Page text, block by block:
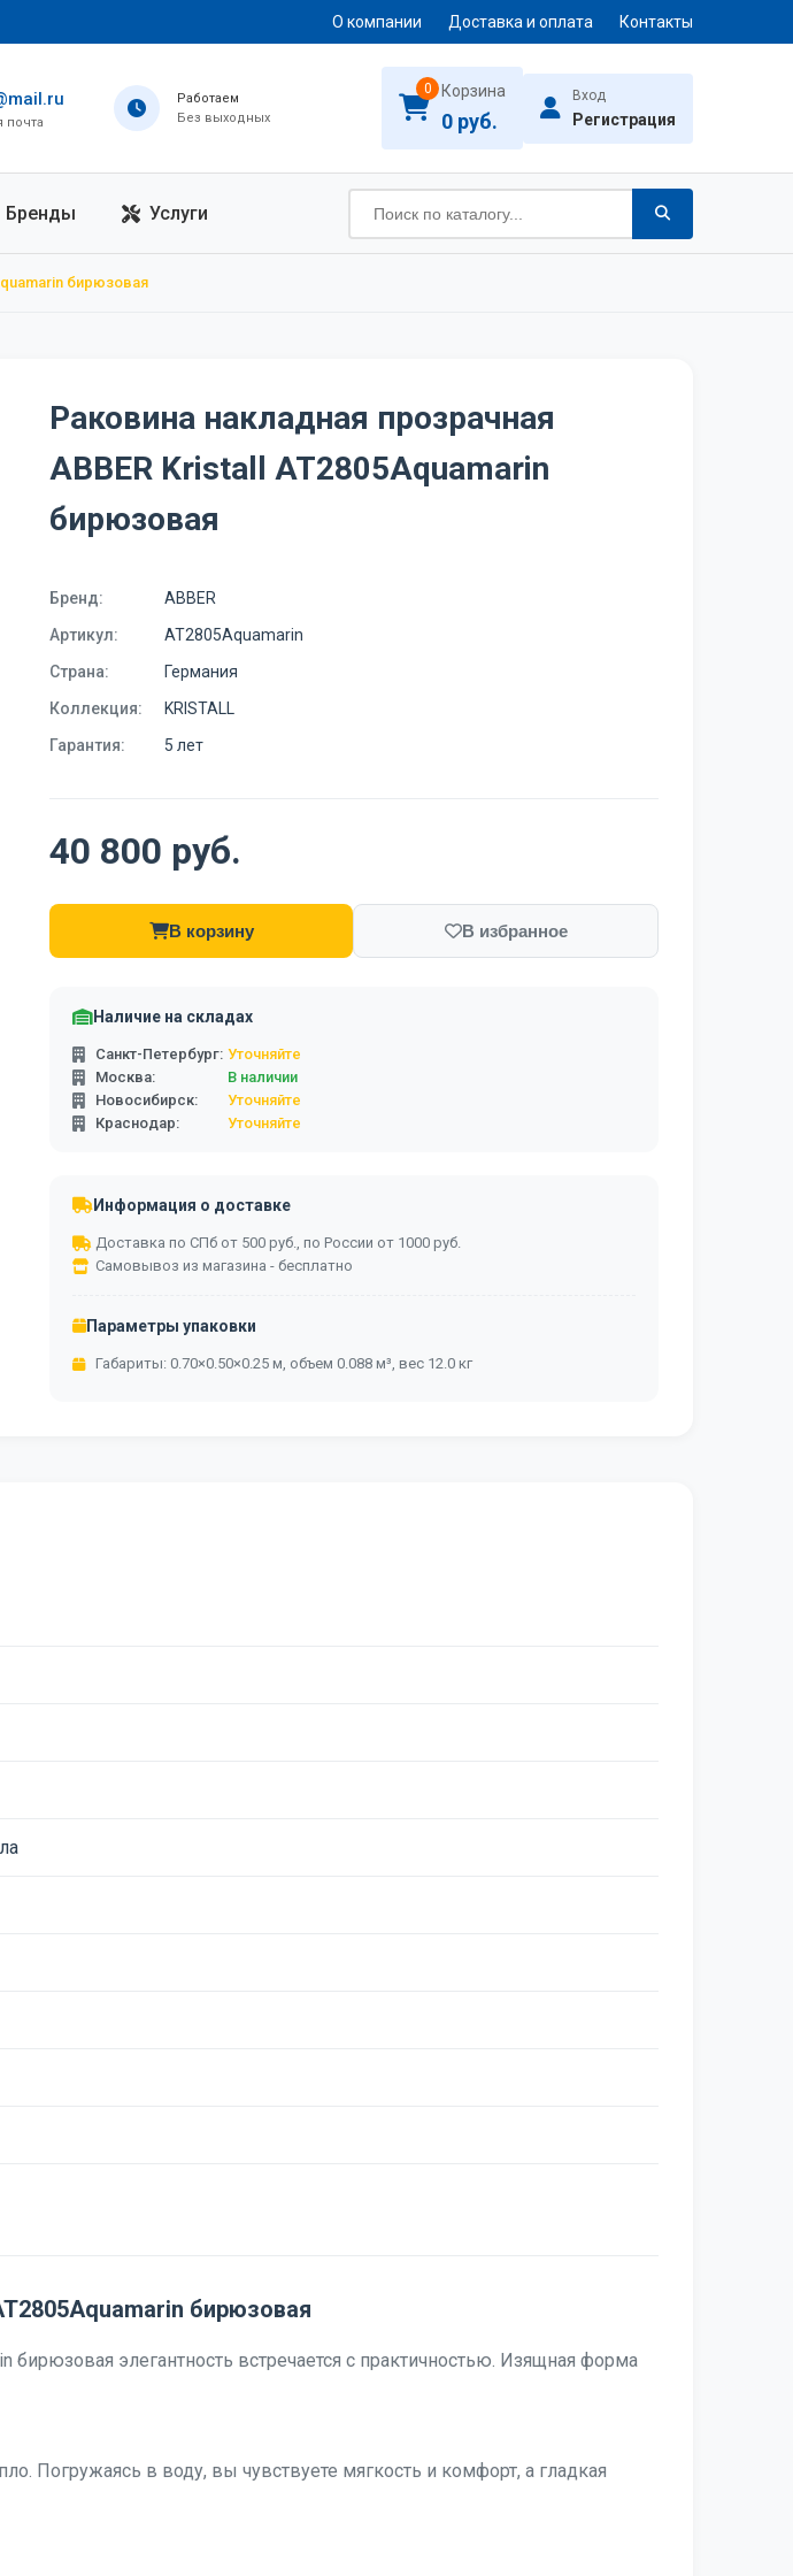
О компании Доставка и оплата Контакты
почта
Работаем
Без выходных
0 Корзина
0 руб.
Вход
Регистрация
Бренды Услуги
бирюзовая
Раковина накладная прозрачная
ABBER Kristall AT2805Aquamarin
бирюзовая
Бренд:
ABBER
Артикул:
AT2805Aquamarin
Страна:
Германия
Коллекция:
KRISTALL
Гарантия:
5 лет
40 800 руб.
В корзину В избранное
Наличие на складах
Санкт-Петербург: Уточняйте
Москва:
В наличии
Новосибирск:
Уточняйте
Краснодар:
Уточняйте
Информация о доставке
Доставка по СПб от 500 руб., по России от 1000 руб.
Самовывоз из магазина - бесплатно
Параметры упаковки
Габариты: 0.70×0.50×0.25 м, объем 0.088 м³, вес 12.0 кг
бирюзовая
бирюзовая элегантность встречается с практичностью. Изящная форма
Погружаясь в воду, вы чувствуете мягкость и комфорт, а гладкая